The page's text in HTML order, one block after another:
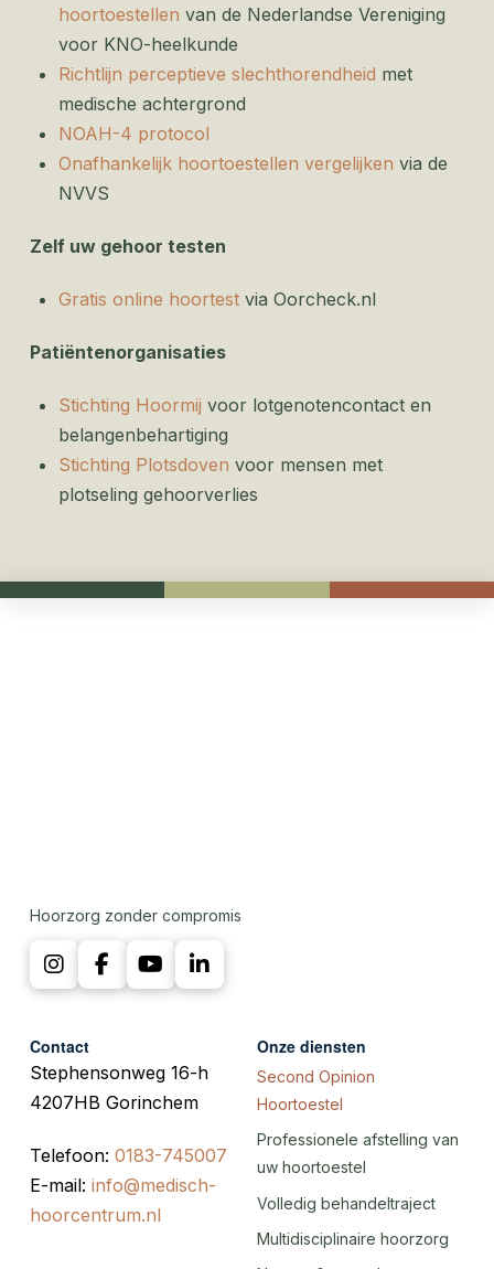
hoortoestellen van de Nederlandse Vereniging
voor KNO-heelkunde
Richtlijn perceptieve slechthorendheid met
medische achtergrond
NOAH-4 protocol
Onafhankelijk hoortoestellen vergelijken via de
NVVS
Zelf uw gehoor testen
Gratis online hoortest via Oorcheck.nl
Patiëntenorganisaties
Stichting Hoormij voor lotgenotencontact en
belangenbehartiging
Stichting Plotsdoven voor mensen met
plotseling gehoorverlies
Hoorzorg zonder compromis
Contact
Stephensonweg 16-h
4207HB Gorinchem
Telefoon: 0183-745007
E-mail: info@medisch-
hoorcentrum.nl
Onze diensten
Second Opinion
Hoortoestel
Professionele afstelling van
uw hoortoestel
Volledig behandeltraject
Multidisciplinaire hoorzorg